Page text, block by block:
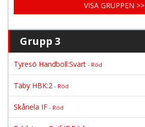
VISA GRUPPEN >>
Grupp 3
Tyresö Handboll:Svart - Röd
Täby HBK:2 - Röd
Skånela IF - Röd